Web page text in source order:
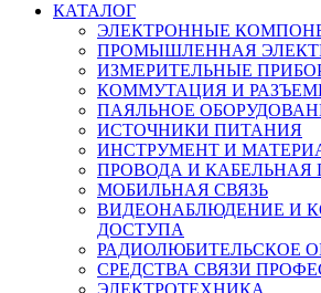
КАТАЛОГ
ЭЛЕКТРОННЫЕ
ПРОМЫШЛЕННАЯ
ИЗМЕРИТЕЛЬНЫЕ
КОММУТАЦИЯ И
ПАЯЛЬНОЕ
ИСТОЧНИКИ ПИТАНИЯ
ИНСТРУМЕНТ И
ПРОВОДА И КАБЕЛЬНАЯ
МОБИЛЬНАЯ СВЯЗЬ
ВИДЕОНАБЛЮДЕНИЕ И
ДОСТУПА
РАДИОЛЮБИТЕЛЬСКОЕ
СРЕДСТВА СВЯЗИ
ЭЛЕКТРОТЕХНИКА